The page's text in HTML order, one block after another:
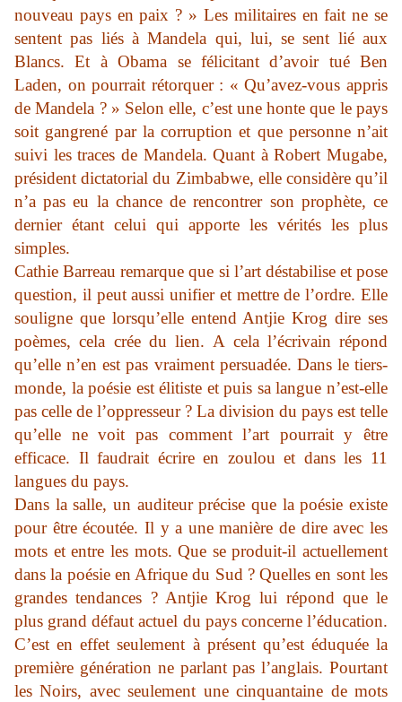
nouveau pays en paix ? » Les militaires en fait ne se
sentent pas liés à Mandela qui, lui, se sent lié aux
Blancs. Et à Obama se félicitant d’avoir tué Ben
Laden, on pourrait rétorquer : « Qu’avez-vous appris
de Mandela ? » Selon elle, c’est une honte que le pays
soit gangrené par la corruption et que personne n’ait
suivi les traces de Mandela. Quant à Robert Mugabe,
président dictatorial du Zimbabwe, elle considère qu’il
n’a pas eu la chance de rencontrer son prophète, ce
dernier étant celui qui apporte les vérités les plus
simples.
Cathie Barreau remarque que si l’art déstabilise et pose
question, il peut aussi unifier et mettre de l’ordre. Elle
souligne que lorsqu’elle entend Antjie Krog dire ses
poèmes, cela crée du lien. A cela l’écrivain répond
qu’elle n’en est pas vraiment persuadée. Dans le tiers-
monde, la poésie est élitiste et puis sa langue n’est-elle
pas celle de l’oppresseur ? La division du pays est telle
qu’elle ne voit pas comment l’art pourrait y être
efficace. Il faudrait écrire en zoulou et dans les 11
langues du pays.
Dans la salle, un auditeur précise que la poésie existe
pour être écoutée. Il y a une manière de dire avec les
mots et entre les mots. Que se produit-il actuellement
dans la poésie en Afrique du Sud ? Quelles en sont les
grandes tendances ? Antjie Krog lui répond que le
plus grand défaut actuel du pays concerne l’éducation.
C’est en effet seulement à présent qu’est éduquée la
première génération ne parlant pas l’anglais. Pourtant
les Noirs, avec seulement une cinquantaine de mots